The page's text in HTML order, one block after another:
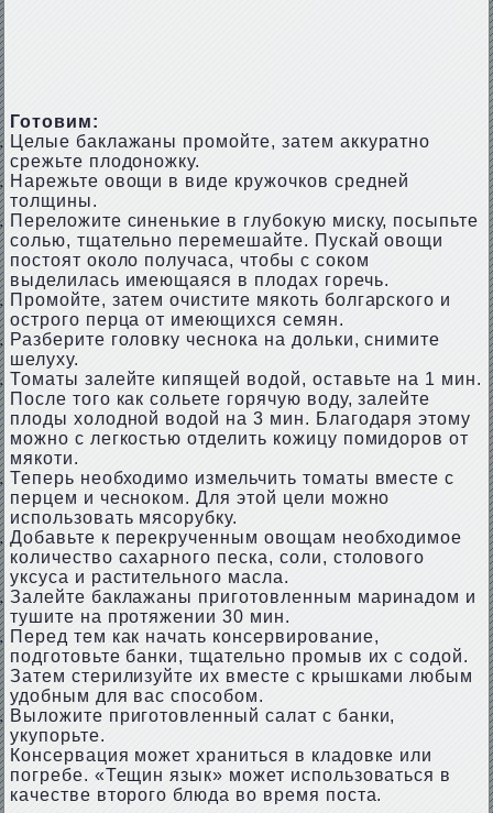
Готовим:
Целые баклажаны промойте, затем аккуратно
срежьте плодоножку.
Нарежьте овощи в виде кружочков средней
толщины.
Переложите синенькие в глубокую миску, посыпьте
солью, тщательно перемешайте. Пускай овощи
постоят около получаса, чтобы с соком
выделилась имеющаяся в плодах горечь.
Промойте, затем очистите мякоть болгарского и
острого перца от имеющихся семян.
Разберите головку чеснока на дольки, снимите
шелуху.
Томаты залейте кипящей водой, оставьте на 1 мин.
После того как сольете горячую воду, залейте
плоды холодной водой на 3 мин. Благодаря этому
можно с легкостью отделить кожицу помидоров от
мякоти.
Теперь необходимо измельчить томаты вместе с
перцем и чесноком. Для этой цели можно
использовать мясорубку.
Добавьте к перекрученным овощам необходимое
количество сахарного песка, соли, столового
уксуса и растительного масла.
Залейте баклажаны приготовленным маринадом и
тушите на протяжении 30 мин.
Перед тем как начать консервирование,
подготовьте банки, тщательно промыв их с содой.
Затем стерилизуйте их вместе с крышками любым
удобным для вас способом.
Выложите приготовленный салат с банки,
укупорьте.
Консервация может храниться в кладовке или
погребе. «Тещин язык» может использоваться в
качестве второго блюда во время поста.